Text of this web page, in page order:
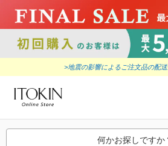
>地震の影響によるご注文品の配
何かお探しですか